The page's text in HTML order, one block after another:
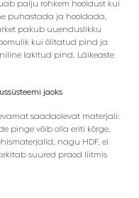
palju rohkem hooldust kui
puhastada ja hooldada,
pakub uuenduslikku
kui õlitatud pind ja
lakitud pind. Läikeaste
jaoks
saadaolevat materjali:
pinge võib olla eriti kõrge,
nagu HDF, ei
suured praod liitmis